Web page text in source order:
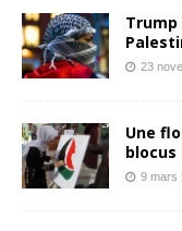
Trump
23
Une
blocus
9 mars